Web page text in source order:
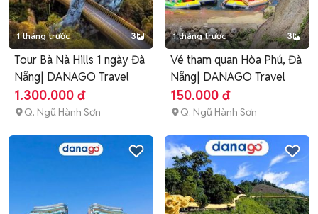
1 tháng trước 3
Tour Bà Nà Hills 1 ngày Đà
Nẵng| DANAGO Travel
1.300.000 đ
Q. Ngũ Hành Sơn
1 tháng trước 3
Vé tham quan Hòa Phú, Đà
Nẵng| DANAGO Travel
150.000 đ
Q. Ngũ Hành Sơn